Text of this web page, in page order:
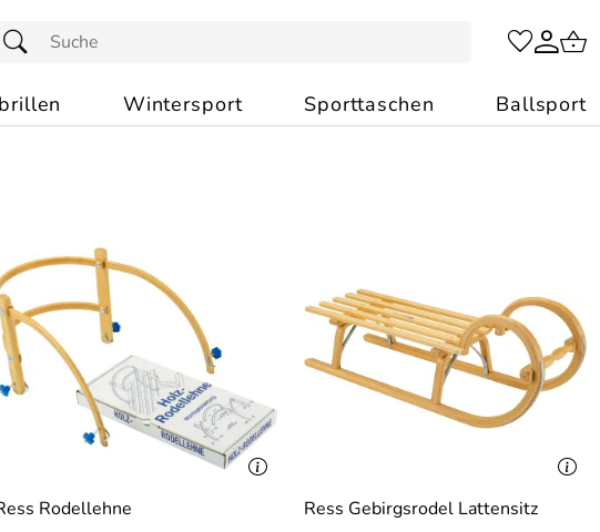
Wintersport Sporttaschen Ballsport
Rodellehne Ress Gebirgsrodel Lattensitz